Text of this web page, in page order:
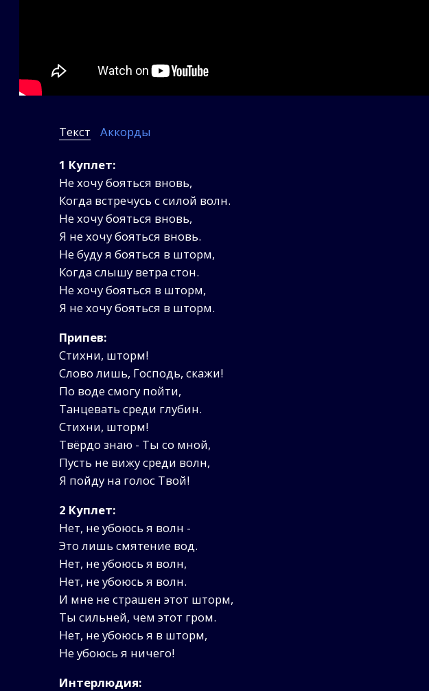
Текст Аккорды
1 Куплет:
Не хочу бояться вновь,
Когда встречусь с силой волн.
Не хочу бояться вновь,
Я не хочу бояться вновь.
Не буду я бояться в шторм,
Когда слышу ветра стон.
Не хочу бояться в шторм,
Я не хочу бояться в шторм.
Припев:
Стихни, шторм!
Слово лишь, Господь, скажи!
По воде смогу пойти,
Танцевать среди глубин.
Стихни, шторм!
Твёрдо знаю - Ты со мной,
Пусть не вижу среди волн,
Я пойду на голос Твой!
2 Куплет:
Нет, не убоюсь я волн -
Это лишь смятение вод.
Нет, не убоюсь я волн,
Нет, не убоюсь я волн.
И мне не страшен этот шторм,
Ты сильней, чем этот гром.
Нет, не убоюсь я в шторм,
Не убоюсь я ничего!
Интерлюдия: